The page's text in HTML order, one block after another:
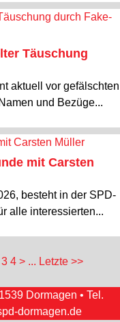
Täuschung
aktuell vor gefälschten
und Bezüge...
mit Carsten
besteht in der SPD-
alle interessierten...
3 4 > ... Letzte >>
Dormagen • Tel.
dormagen.de